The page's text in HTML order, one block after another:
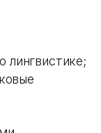
лингвистике;